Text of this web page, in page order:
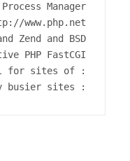
: any size, especially busier sites.